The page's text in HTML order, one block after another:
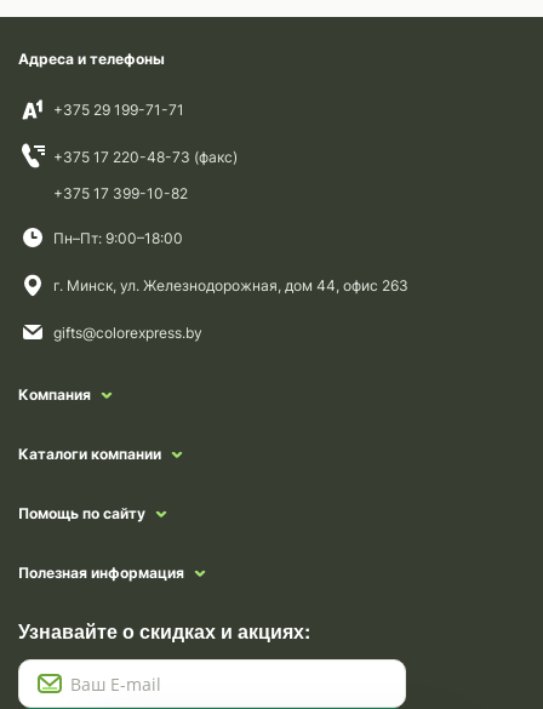
Адреса и телефоны
+375 29 199-71-71
+375 17 220-48-73 (факс)
+375 17 399-10-82
Пн–Пт: 9:00–18:00
г. Минск, ул. Железнодорожная, дом 44, офис 263
gifts@colorexpress.by
Компания
Каталоги компании
Помощь по сайту
Полезная информация
Узнавайте о скидках и акциях: